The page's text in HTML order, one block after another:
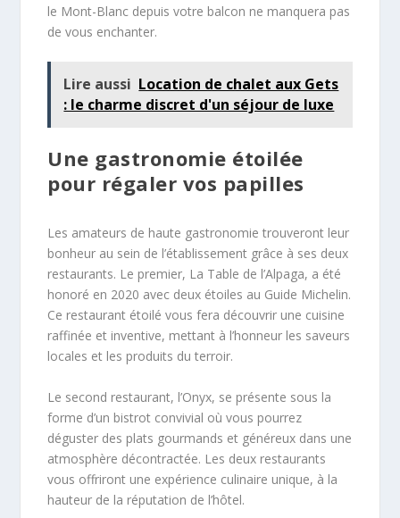
le Mont-Blanc depuis votre balcon ne manquera pas
de vous enchanter.
Lire aussi Location de chalet aux Gets
: le charme discret d'un séjour de luxe
Une gastronomie étoilée
pour régaler vos papilles
Les amateurs de haute gastronomie trouveront leur
bonheur au sein de l’établissement grâce à ses deux
restaurants. Le premier, La Table de l’Alpaga, a été
honoré en 2020 avec deux étoiles au Guide Michelin.
Ce restaurant étoilé vous fera découvrir une cuisine
raffinée et inventive, mettant à l’honneur les saveurs
locales et les produits du terroir.
Le second restaurant, l’Onyx, se présente sous la
forme d’un bistrot convivial où vous pourrez
déguster des plats gourmands et généreux dans une
atmosphère décontractée. Les deux restaurants
vous offriront une expérience culinaire unique, à la
hauteur de la réputation de l’hôtel.